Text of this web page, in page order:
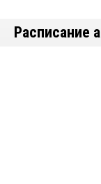
Расписание